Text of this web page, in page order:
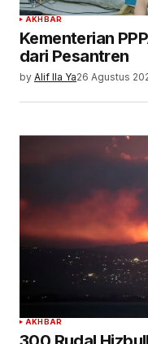
AKHBAR
Kementerian
dari Pesantren
by Alif Ila Ya26 Agustus
AKHBAR